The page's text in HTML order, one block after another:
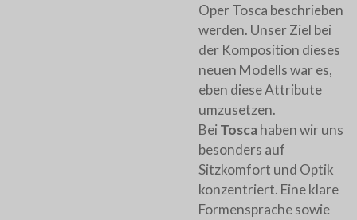
Oper Tosca beschrieben
werden. Unser Ziel bei
der Komposition dieses
neuen Modells war es,
eben diese Attribute
umzusetzen.
Bei Toscahaben wir uns
besonders auf
Sitzkomfort und Optik
konzentriert. Eine klare
Formensprache sowie